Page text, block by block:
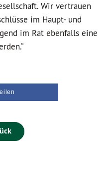
Wir vertrauen
im Haupt- und
im Rat ebenfalls eine